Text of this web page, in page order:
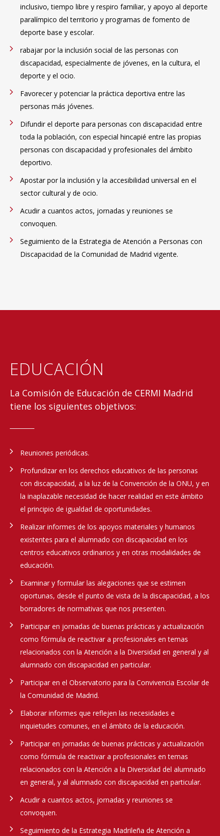
inclusivo, tiempo libre y respiro familiar, y apoyo al deporte
paralímpico del territorio y programas de fomento de
deporte base y escolar.
rabajar por la inclusión social de las personas con
discapacidad, especialmente de jóvenes, en la cultura, el
deporte y el ocio.
Favorecer y potenciar la práctica deportiva entre las
personas más jóvenes.
Difundir el deporte para personas con discapacidad entre
toda la población, con especial hincapié entre las propias
personas con discapacidad y profesionales del ámbito
deportivo.
Apostar por la inclusión y la accesibilidad universal en el
sector cultural y de ocio.
Acudir a cuantos actos, jornadas y reuniones se
convoquen.
Seguimiento de la Estrategia de Atención a Personas con
Discapacidad de la Comunidad de Madrid vigente.
EDUCACIÓN
La Comisión de Educación de CERMI Madrid
tiene los siguientes objetivos:
Reuniones periódicas.
Profundizar en los derechos educativos de las personas
con discapacidad, a la luz de la Convención de la ONU, y en
la inaplazable necesidad de hacer realidad en este ámbito
el principio de igualdad de oportunidades.
Realizar informes de los apoyos materiales y humanos
existentes para el alumnado con discapacidad en los
centros educativos ordinarios y en otras modalidades de
educación.
Examinar y formular las alegaciones que se estimen
oportunas, desde el punto de vista de la discapacidad, a los
borradores de normativas que nos presenten.
Participar en jornadas de buenas prácticas y actualización
como fórmula de reactivar a profesionales en temas
relacionados con la Atención a la Diversidad en general y al
alumnado con discapacidad en particular.
Participar en el Observatorio para la Convivencia Escolar de
la Comunidad de Madrid.
Elaborar informes que reflejen las necesidades e
inquietudes comunes, en el ámbito de la educación.
Participar en jornadas de buenas prácticas y actualización
como fórmula de reactivar a profesionales en temas
relacionados con la Atención a la Diversidad del alumnado
en general, y al alumnado con discapacidad en particular.
Acudir a cuantos actos, jornadas y reuniones se
convoquen.
Seguimiento de la Estrategia Madrileña de Atención a